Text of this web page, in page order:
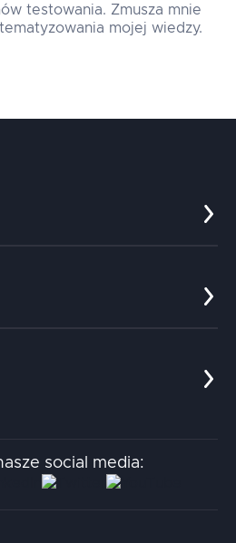
testowania. Zmusza mnie
mojej wiedzy.
social media: